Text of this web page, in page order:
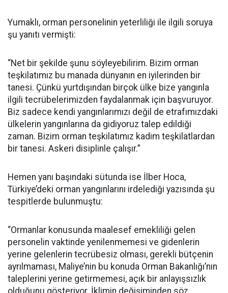
Yumaklı, orman personelinin yeterliliği ile ilgili soruya
şu yanıtı vermişti:
“Net bir şekilde şunu söyleyebilirim. Bizim orman
teşkilatımız bu manada dünyanın en iyilerinden bir
tanesi. Çünkü yurtdışından birçok ülke bize yangınla
ilgili tecrübelerimizden faydalanmak için başvuruyor.
Biz sadece kendi yangınlarımızı değil de etrafımızdaki
ülkelerin yangınlarına da gidiyoruz talep edildiği
zaman. Bizim orman teşkilatımız kadim teşkilatlardan
bir tanesi. Askeri disiplinle çalışır.”
Hemen yanı başındaki sütunda ise İlber Hoca,
Türkiye’deki orman yangınlarını irdelediği yazısında şu
tespitlerde bulunmuştu:
“Ormanlar konusunda maalesef emekliliği gelen
personelin vaktinde yenilenmemesi ve gidenlerin
yerine gelenlerin tecrübesiz olması, gerekli bütçenin
ayrılmaması, Maliye’nin bu konuda Orman Bakanlığı’nın
taleplerini yerine getirmemesi, açık bir anlayışsızlık
olduğunu gösteriyor. İklimin değişiminden söz